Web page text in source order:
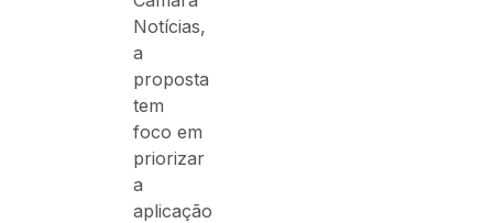
Notícias,
a
proposta
tem
foco em
priorizar
a
aplicação